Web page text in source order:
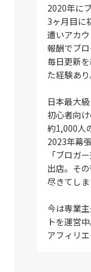
2020年に
3ヶ月目に
遭いアカ
報酬でブロ
毎日更新
た経験あり
日本最大
初心者向
約1,000人
2023年幕
「ブロガ
出店。そ
尽きてしま
今は専業
トを運営中
アフィリ